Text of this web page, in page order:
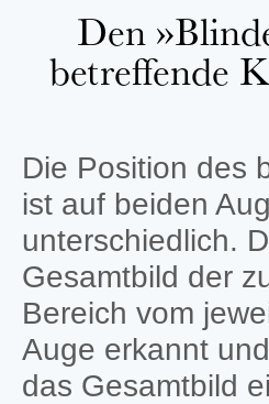
Den
betreffende
Die Position des
ist auf beiden
unterschiedlich.
Gesamtbild der
Bereich vom
Auge erkannt
das Gesamtbild